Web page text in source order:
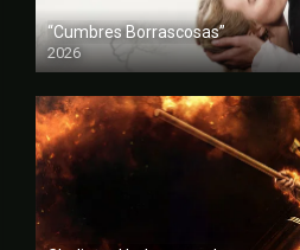
“Cumbres Borrascosas”
2026
FULL HD